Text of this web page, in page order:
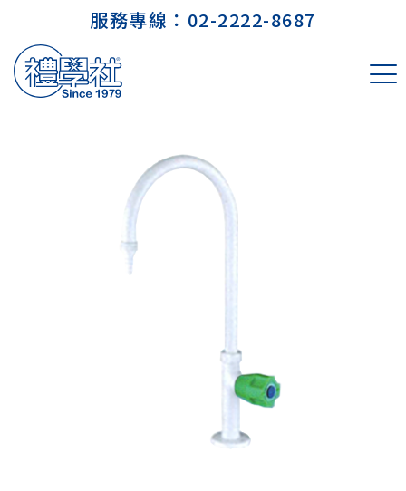
服務專線： 02-2222-8687